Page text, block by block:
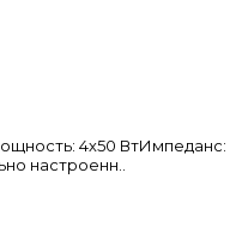
4х50 ВтИмпеданс:
настроенн..